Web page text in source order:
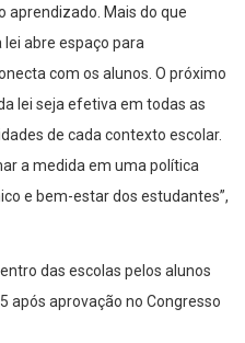
aprendizado. Mais do que
lei abre espaço para
com os alunos. O próximo
lei seja efetiva em todas as
de cada contexto escolar.
a medida em uma política
e bem-estar dos estudantes”,
das escolas pelos alunos
após aprovação no Congresso